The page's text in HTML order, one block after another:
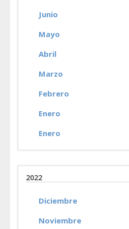
Junio
Mayo
Abril
Marzo
Febrero
Enero
Enero
2022
Diciembre
Noviembre